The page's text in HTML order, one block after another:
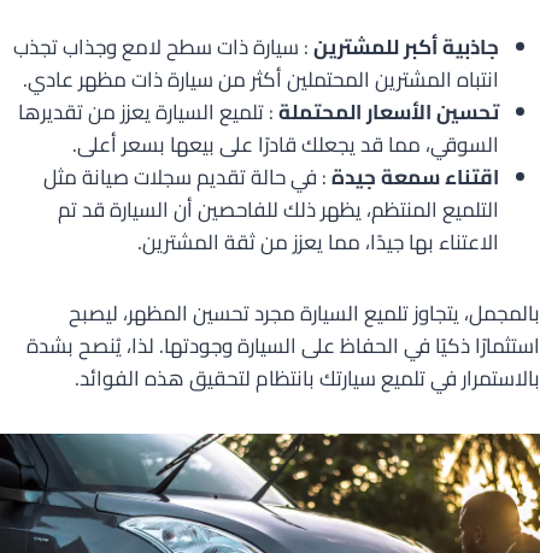
جاذبية أكبر للمشترين: سيارة ذات سطح لامع وجذاب تجذب
انتباه المشترين المحتملين أكثر من سيارة ذات مظهر عادي.
تحسين الأسعار المحتملة: تلميع السيارة يعزز من تقديرها
السوقي، مما قد يجعلك قادرًا على بيعها بسعر أعلى.
اقتناء سمعة جيدة: في حالة تقديم سجلات صيانة مثل
التلميع المنتظم، يظهر ذلك للفاحصين أن السيارة قد تم
الاعتناء بها جيدًا، مما يعزز من ثقة المشترين.
بالمجمل، يتجاوز تلميع السيارة مجرد تحسين المظهر، ليصبح
استثمارًا ذكيًا في الحفاظ على السيارة وجودتها. لذا، يُنصح بشدة
بالاستمرار في تلميع سيارتك بانتظام لتحقيق هذه الفوائد.